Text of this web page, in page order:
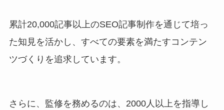
累計20,000記事以上のSEO記事制作を通じて培っ
た知見を活かし、すべての要素を満たすコンテン
ツづくりを追求しています。
さらに、監修を務めるのは、2000人以上を指導し